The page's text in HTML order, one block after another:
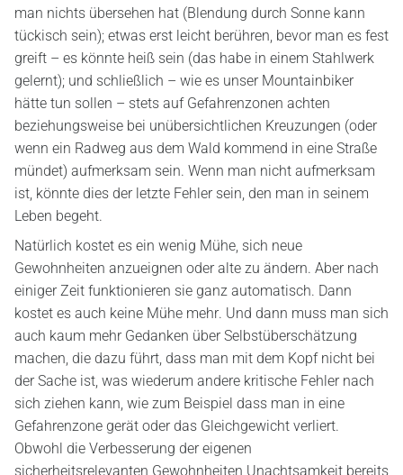
man nichts übersehen hat (Blendung durch Sonne kann
tückisch sein); etwas erst leicht berühren, bevor man es fest
greift – es könnte heiß sein (das habe in einem Stahlwerk
gelernt); und schließlich – wie es unser Mountainbiker
hätte tun sollen – stets auf Gefahrenzonen achten
beziehungsweise bei unübersichtlichen Kreuzungen (oder
wenn ein Radweg aus dem Wald kommend in eine Straße
mündet) aufmerksam sein. Wenn man nicht aufmerksam
ist, könnte dies der letzte Fehler sein, den man in seinem
Leben begeht.
Natürlich kostet es ein wenig Mühe, sich neue
Gewohnheiten anzueignen oder alte zu ändern. Aber nach
einiger Zeit funktionieren sie ganz automatisch. Dann
kostet es auch keine Mühe mehr. Und dann muss man sich
auch kaum mehr Gedanken über Selbstüberschätzung
machen, die dazu führt, dass man mit dem Kopf nicht bei
der Sache ist, was wiederum andere kritische Fehler nach
sich ziehen kann, wie zum Beispiel dass man in eine
Gefahrenzone gerät oder das Gleichgewicht verliert.
Obwohl die Verbesserung der eigenen
sicherheitsrelevanten Gewohnheiten Unachtsamkeit bereits